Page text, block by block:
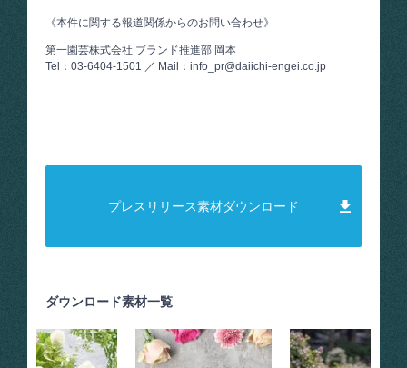
《本件に関する報道関係からのお問い合わせ》
第一園芸株式会社 ブランド推進部 岡本
Tel：03-6404-1501 ／ Mail：info_pr@daiichi-engei.co.jp
プレスリリース素材ダウンロード
ダウンロード素材一覧